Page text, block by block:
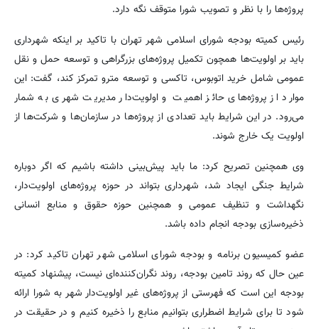
پروژه‌ها را با نظر و تصویب شورا متوقف نگه دارد.
رئیس کمیته بودجه شورای اسلامی شهر تهران با تاکید بر اینکه شهرداری
باید بر اولویت‌ها همچون تکمیل پروژه‌های بزرگراهی‌ و توسعه حمل و نقل
عمومی‌ شامل خرید اتوبوس‌، تاکسی و توسعه مترو تمرکز کند، گفت: این
موارد از پروژه‌های حائز اهمیت و اولویت‌دار مدیریت شهری به شمار
می‌رود. در این شرایط باید تعدادی از پروژه‌ها در سازمان‌ها و شرکت‌ها از
اولویت یک خارج شوند.
وی همچنین تصریح کرد: ما باید پیش‌بینی داشته باشیم که اگر دوباره
شرایط جنگی ایجاد شد، شهرداری بتواند در حوزه پروژه‌های اولویت‌دار،
نگهداشت و تنظیف عمومی و همچنین حوزه حقوق و منابع انسانی
ذخیره‌سازی بودجه انجام داده باشد.
عضو کمیسیون برنامه و بودجه شورای اسلامی شهر تهران تاکید کرد: در
عین حال که روند تامین بودجه، روند نگران‌کننده‌ای نیست، پیشنهاد کمیته
بودجه این است که فهرستی از پروژه‌های غیر اولویت‌دار شهر به شورا ارائه
شود تا برای شرایط اضطراری بتوانیم منابع را ذخیره کنیم و در حقیقت در